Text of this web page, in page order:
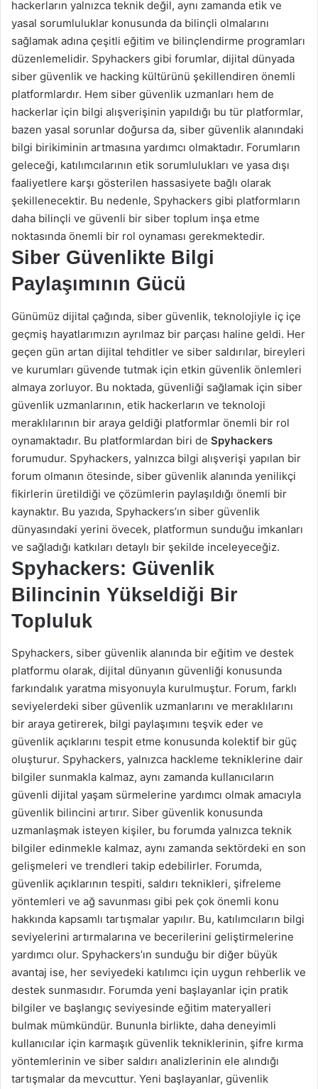
hackerların yalnızca teknik değil, aynı zamanda etik ve
yasal sorumluluklar konusunda da bilinçli olmalarını
sağlamak adına çeşitli eğitim ve bilinçlendirme programları
düzenlemelidir. Spyhackers gibi forumlar, dijital dünyada
siber güvenlik ve hacking kültürünü şekillendiren önemli
platformlardır. Hem siber güvenlik uzmanları hem de
hackerlar için bilgi alışverişinin yapıldığı bu tür platformlar,
bazen yasal sorunlar doğursa da, siber güvenlik alanındaki
bilgi birikiminin artmasına yardımcı olmaktadır. Forumların
geleceği, katılımcılarının etik sorumlulukları ve yasa dışı
faaliyetlere karşı gösterilen hassasiyete bağlı olarak
şekillenecektir. Bu nedenle, Spyhackers gibi platformların
daha bilinçli ve güvenli bir siber toplum inşa etme
noktasında önemli bir rol oynaması gerekmektedir.
Siber Güvenlikte Bilgi
Paylaşımının Gücü
Günümüz dijital çağında, siber güvenlik, teknolojiyle iç içe
geçmiş hayatlarımızın ayrılmaz bir parçası haline geldi. Her
geçen gün artan dijital tehditler ve siber saldırılar, bireyleri
ve kurumları güvende tutmak için etkin güvenlik önlemleri
almaya zorluyor. Bu noktada, güvenliği sağlamak için siber
güvenlik uzmanlarının, etik hackerların ve teknoloji
meraklılarının bir araya geldiği platformlar önemli bir rol
oynamaktadır. Bu platformlardan biri de Spyhackers
forumudur. Spyhackers, yalnızca bilgi alışverişi yapılan bir
forum olmanın ötesinde, siber güvenlik alanında yenilikçi
fikirlerin üretildiği ve çözümlerin paylaşıldığı önemli bir
kaynaktır. Bu yazıda, Spyhackers’ın siber güvenlik
dünyasındaki yerini övecek, platformun sunduğu imkanları
ve sağladığı katkıları detaylı bir şekilde inceleyeceğiz.
Spyhackers: Güvenlik
Bilincinin Yükseldiği Bir
Topluluk
Spyhackers, siber güvenlik alanında bir eğitim ve destek
platformu olarak, dijital dünyanın güvenliği konusunda
farkındalık yaratma misyonuyla kurulmuştur. Forum, farklı
seviyelerdeki siber güvenlik uzmanlarını ve meraklılarını
bir araya getirerek, bilgi paylaşımını teşvik eder ve
güvenlik açıklarını tespit etme konusunda kolektif bir güç
oluşturur. Spyhackers, yalnızca hackleme tekniklerine dair
bilgiler sunmakla kalmaz, aynı zamanda kullanıcıların
güvenli dijital yaşam sürmelerine yardımcı olmak amacıyla
güvenlik bilincini artırır. Siber güvenlik konusunda
uzmanlaşmak isteyen kişiler, bu forumda yalnızca teknik
bilgiler edinmekle kalmaz, aynı zamanda sektördeki en son
gelişmeleri ve trendleri takip edebilirler. Forumda,
güvenlik açıklarının tespiti, saldırı teknikleri, şifreleme
yöntemleri ve ağ savunması gibi pek çok önemli konu
hakkında kapsamlı tartışmalar yapılır. Bu, katılımcıların bilgi
seviyelerini artırmalarına ve becerilerini geliştirmelerine
yardımcı olur. Spyhackers’ın sunduğu bir diğer büyük
avantaj ise, her seviyedeki katılımcı için uygun rehberlik ve
destek sunmasıdır. Forumda yeni başlayanlar için pratik
bilgiler ve başlangıç seviyesinde eğitim materyalleri
bulmak mümkündür. Bununla birlikte, daha deneyimli
kullanıcılar için karmaşık güvenlik tekniklerinin, şifre kırma
yöntemlerinin ve siber saldırı analizlerinin ele alındığı
tartışmalar da mevcuttur. Yeni başlayanlar, güvenlik